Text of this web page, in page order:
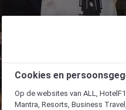
Cookies en
Op de websites van ALL,
Mantra, Resorts, Business